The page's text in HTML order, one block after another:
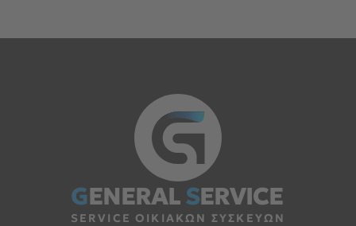
GENERALSERVICE
SERVICE ΟΙΚΙΑΚΩΝ ΣΥΣΚΕΥΩΝ